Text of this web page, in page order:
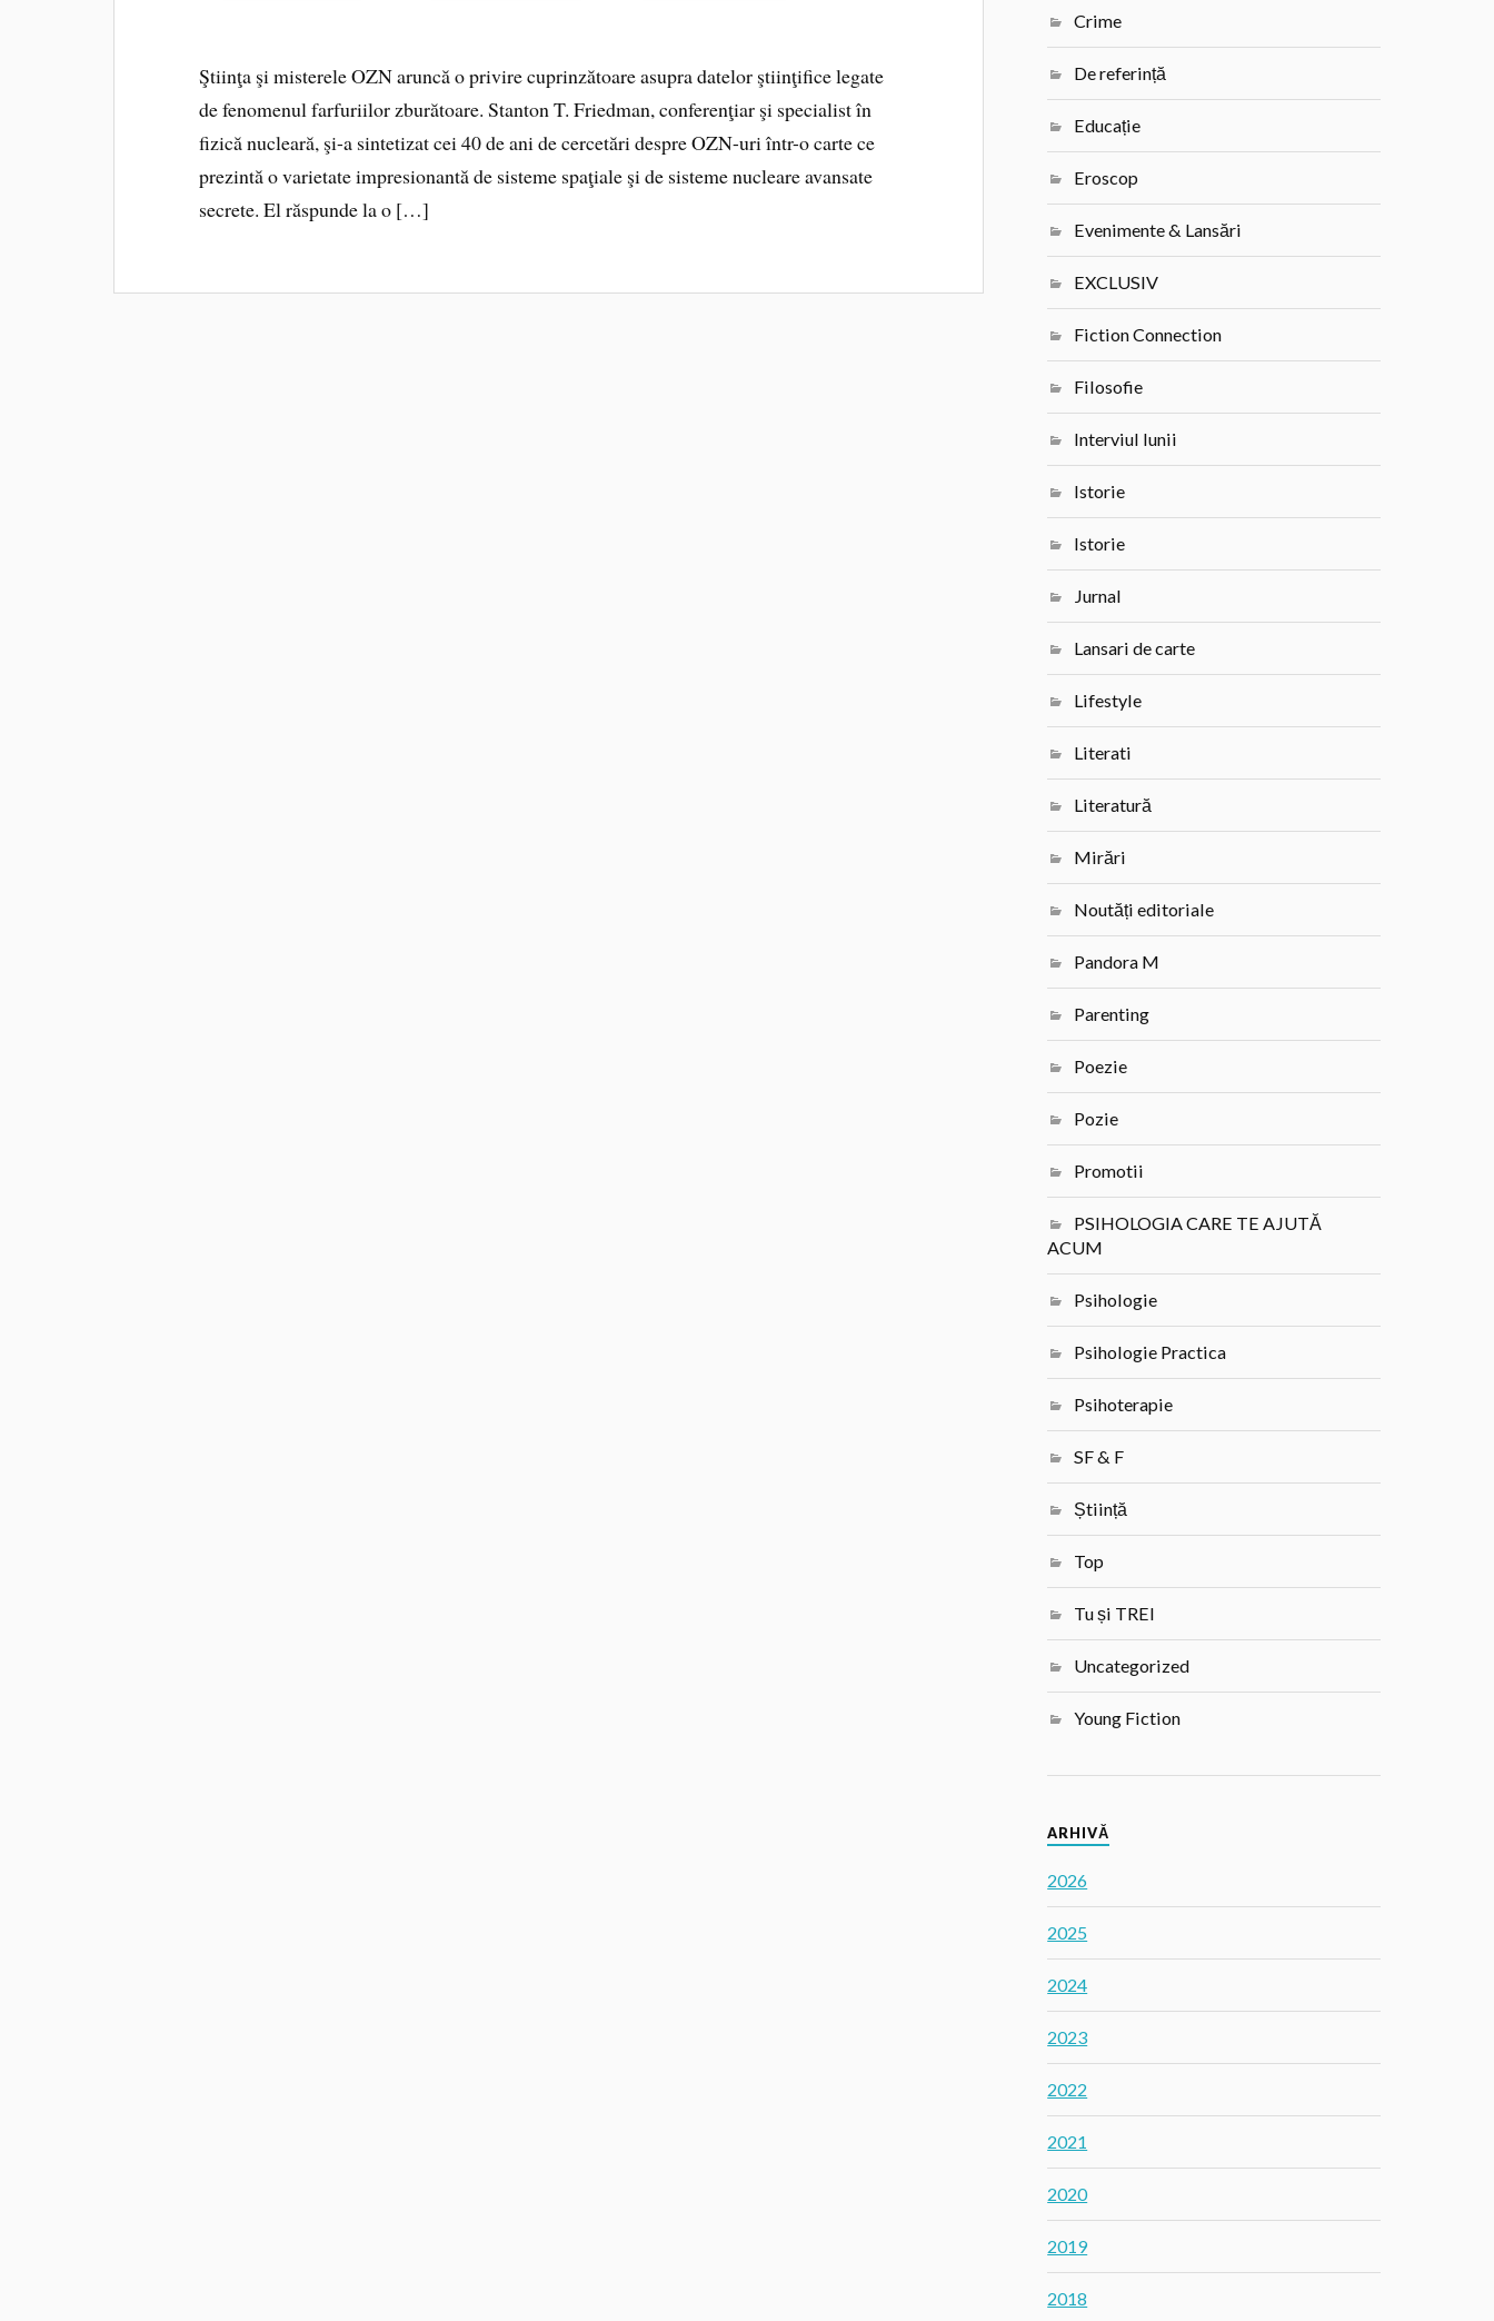
Ştiinţa şi misterele OZN aruncă o privire cuprinzătoare asupra datelor ştiinţifice legate
de fenomenul farfuriilor zburătoare. Stanton T. Friedman, conferenţiar şi specialist în
fizică nucleară, şi-a sintetizat cei 40 de ani de cercetări despre OZN-uri într-o carte ce
prezintă o varietate impresionantă de sisteme spaţiale şi de sisteme nucleare avansate
secrete. El răspunde la o […]
Crime
De referință
Educație
Eroscop
Evenimente & Lansări
EXCLUSIV
Fiction Connection
Filosofie
Interviul lunii
Istorie
Istorie
Jurnal
Lansari de carte
Lifestyle
Literati
Literatură
Mirări
Noutăți editoriale
Pandora M
Parenting
Poezie
Pozie
Promotii
PSIHOLOGIA CARE TE AJUTĂ
ACUM
Psihologie
Psihologie Practica
Psihoterapie
SF & F
Știință
Top
Tu și TREI
Uncategorized
Young Fiction
ARHIVĂ
2026
2025
2024
2023
2022
2021
2020
2019
2018